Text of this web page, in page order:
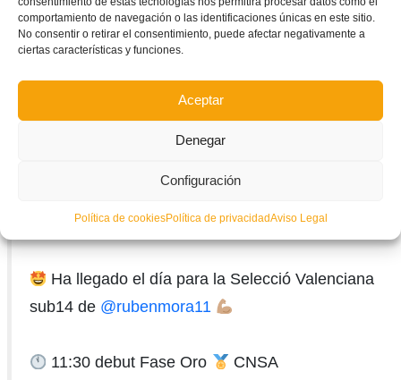
comportamiento de navegación o las identificaciones únicas en este sitio.
No consentir o retirar el consentimiento, puede afectar negativamente a
ciertas características y funciones.
Aceptar
Denegar
Configuración
Política de cookiesPolítica de privacidadAviso Legal
| SELECCIÓ |
Ha llegado el día para la Selecció Valenciana
sub14 de @rubenmora11
11:30 debut Fase Oro
CNSA